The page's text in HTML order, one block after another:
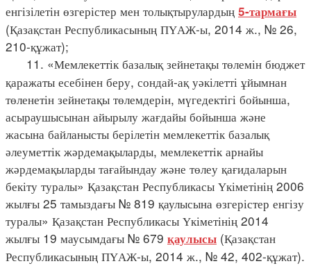
енгізілетін өзгерістер мен толықтырулардың 5-тармағы
(Қазақстан Республикасының ПҮАЖ-ы, 2014 ж., № 26,
210-құжат);
11. «Мемлекеттік базалық зейнетақы төлемін бюджет
қаражаты есебінен беру, сондай-ақ уәкілетті ұйымнан
төленетін зейнетақы төлемдерін, мүгедектігі бойынша,
асыраушысынан айырылу жағдайы бойынша және
жасына байланысты берілетін мемлекеттік базалық
әлеуметтік жәрдемақыларды, мемлекеттік арнайы
жәрдемақыларды тағайындау және төлеу қағидаларын
бекіту туралы» Қазақстан Республикасы Үкіметінің 2006
жылғы 25 тамыздағы № 819 қаулысына өзгерістер енгізу
туралы» Қазақстан Республикасы Үкіметінің 2014
жылғы 19 маусымдағы № 679 қаулысы (Қазақстан
Республикасының ПҮАЖ-ы, 2014 ж., № 42, 402-құжат).